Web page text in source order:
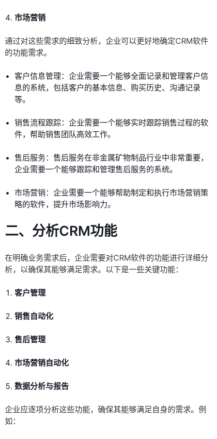
市场营销
通过对这些需求的细致分析，企业可以更好地确定CRM软件
的功能需求。
客户信息管理：企业需要一个能够全面记录和管理客户信
息的系统，包括客户的基本信息、购买历史、沟通记录
等。
销售流程跟踪：企业需要一个能够实时跟踪销售过程的软
件，帮助销售团队高效工作。
售后服务：售后服务在非金属矿物制品行业中非常重要，
企业需要一个能够跟踪和管理售后服务的系统。
市场营销：企业需要一个能够帮助制定和执行市场营销策
略的软件，提升市场影响力。
二、分析CRM功能
在明确业务需求后，企业需要对CRM软件的功能进行详细分
析，以确保其能够满足需求。以下是一些关键功能：
客户管理
销售自动化
售后管理
市场营销自动化
数据分析与报告
企业应逐项分析这些功能，确保其能够满足自身的需求。例
如：